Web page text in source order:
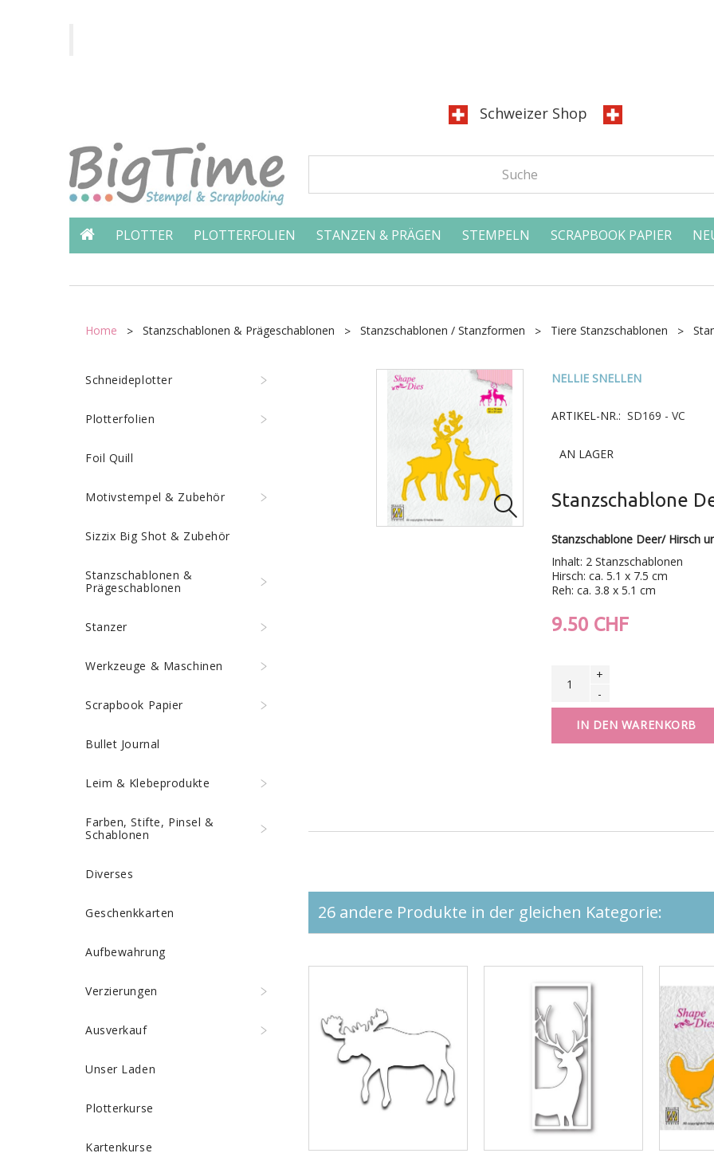
Schweizer Shop
PLOTTER PLOTTERFOLIEN STANZEN & PRÄGEN STEMPELN SCRAPBOOK PAPIER
Home Stanzschablonen & Prägeschablonen Stanzschablonen / Stanzformen Tiere Stanzschablonen

NELLIE SNELLEN
ARTIKEL-NR.: SD169 - VC
AN LAGER
Stanzschablone
Stanzschablone Deer/ Hirsch
Inhalt: 2 Stanzschablonen
Hirsch: ca. 5.1 x 7.5 cm
Reh: ca. 3.8 x 5.1 cm
9.50 CHF
+
-
IN DEN WARENKORB
26 andere Produkte in der gleichen Kategorie:
Schneideplotter
Plotterfolien
Foil Quill
Motivstempel & Zubehör
Sizzix Big Shot & Zubehör
Stanzschablonen &
Prägeschablonen
Stanzer
Werkzeuge & Maschinen
Scrapbook Papier
Bullet Journal
Leim & Klebeprodukte
Farben, Stifte, Pinsel &
Schablonen
Diverses
Geschenkkarten
Aufbewahrung
Verzierungen
Ausverkauf
Unser Laden
Plotterkurse
Kartenkurse